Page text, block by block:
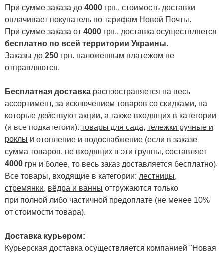
При сумме заказа до 4000 грн., стоимость доставки
оплачивает покупатель по тарифам Новой Почты.
При сумме заказа от 4000 грн., доставка осуществляется
бесплатно по всей территории Украины.
Заказы до 250 грн. наложенным платежом не
отправляются.
Бесплатная доставка распространяется на весь
ассортимент, за исключением товаров со скидками, на
которые действуют акции, а также входящих в категории
(и все подкатегоии): товары для сада, тележки ручные и
роклы и отопление и водоснабжение (если в заказе
сумма товаров, не входящих в эти группы, составляет
4000 грн и более, то весь заказ доставляется бесплатно).
Все товары, входящие в категории: лестницы,
стремянки, вёдра и ванны отгружаются только
при полной либо частичной предоплате (не менее 10%
от стоимости товара).
Доставка курьером:
Курьерская доставка осуществляется компанией "Новая